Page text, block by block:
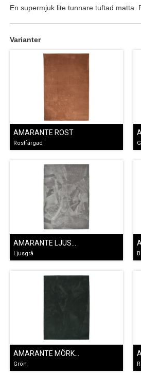
En supermjuk lite tunnare tuftad
Varianter
AMARANTE ROST
Rostfärgad
Ljusgrå
Grön